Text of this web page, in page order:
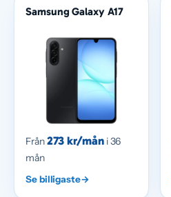
Samsung Galaxy A17
Från273 kr/måni 36
mån
Se billigaste→